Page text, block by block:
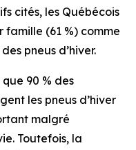
cités, les Québécois
(61 %) comme
pneus d’hiver.
90 % des
les pneus d’hiver
malgré
Toutefois, la